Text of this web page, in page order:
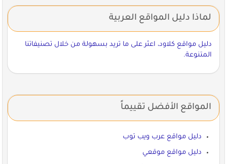
لماذا دليل المواقع العربية
دليل مواقع كلاود، اعثر على ما تريد بسهولة من خلال تصنيفاتنا
المتنوعة.
المواقع الأفضل تقييماً
دليل مواقع عرب ويب توب
دليل مواقع موقعي